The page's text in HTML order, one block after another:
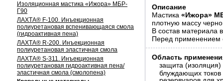
Изоляционная мастика «Ижора» МБР-
Г90
ЛАХТА® F-100. Инъекционная
полиуретановая вспенивающаяся смола
(гидроактивная пена)
ЛАХТА® R-200. Инъекционная
полиуретановая эластичная смола
ЛАХТА® S-311. Инъекционная
полиуретановая гидроактивная пена/
эластичная смола (смолопена)
Описание
Мастика «Ижора»
плотную массу
В состав материала
Перед применением
Область
защита (изоляция)
блуждающих токов
резервуаров для